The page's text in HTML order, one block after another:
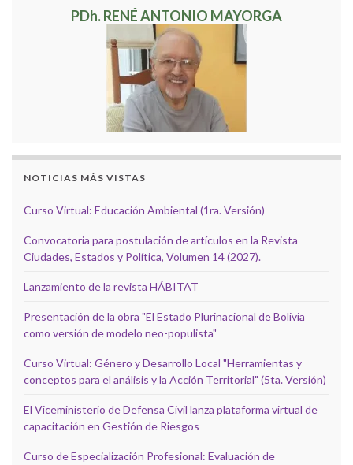
PDh. RENÉ ANTONIO MAYORGA
NOTICIAS MÁS VISTAS
Curso Virtual: Educación Ambiental (1ra. Versión)
Convocatoria para postulación de artículos en la Revista
Ciudades, Estados y Política, Volumen 14 (2027).
Lanzamiento de la revista HÁBITAT
Presentación de la obra "El Estado Plurinacional de Bolivia
como versión de modelo neo-populista"
Curso Virtual: Género y Desarrollo Local "Herramientas y
conceptos para el análisis y la Acción Territorial" (5ta. Versión)
El Viceministerio de Defensa Civil lanza plataforma virtual de
capacitación en Gestión de Riesgos
Curso de Especialización Profesional: Evaluación de